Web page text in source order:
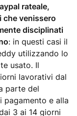
rateale,
che venissero
disciplinati
: in questi casi il
utilizzando lo
usato. Il
lavorativi dal
parte del
pagamento e alla
3 ai 14 giorni